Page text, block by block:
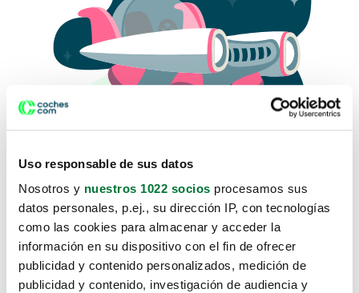
Uso responsable de sus datos
Nosotros y nuestros 1022 socios procesamos sus
datos personales, p.ej., su dirección IP, con tecnologías
como las cookies para almacenar y acceder la
información en su dispositivo con el fin de ofrecer
publicidad y contenido personalizados, medición de
publicidad y contenido, investigación de audiencia y
Lo sentimos, no sabemos como
te hemos traido hasta aquí.